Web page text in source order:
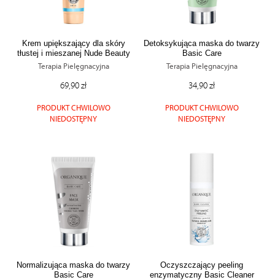
Krem upiększający dla skóry
tłustej i mieszanej Nude Beauty
Balm
Terapia Pielęgnacyjna
69,90 zł
PRODUKT CHWILOWO
NIEDOSTĘPNY
Detoksykująca maska do twarzy
Basic Care
Terapia Pielęgnacyjna
34,90 zł
PRODUKT CHWILOWO
NIEDOSTĘPNY
Normalizująca maska do twarzy
Basic Care
Oczyszczający peeling
enzymatyczny Basic Cleaner